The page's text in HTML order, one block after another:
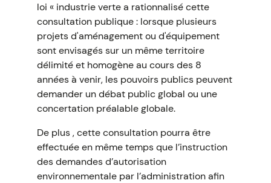
loi « industrie verte a rationnalisé cette
consultation publique : lorsque plusieurs
projets d'aménagement ou d'équipement
sont envisagés sur un même territoire
délimité et homogène au cours des 8
années à venir, les pouvoirs publics peuvent
demander un débat public global ou une
concertation préalable globale.
De plus , cette consultation pourra être
effectuée en même temps que l’instruction
des demandes d’autorisation
environnementale par l’administration afin